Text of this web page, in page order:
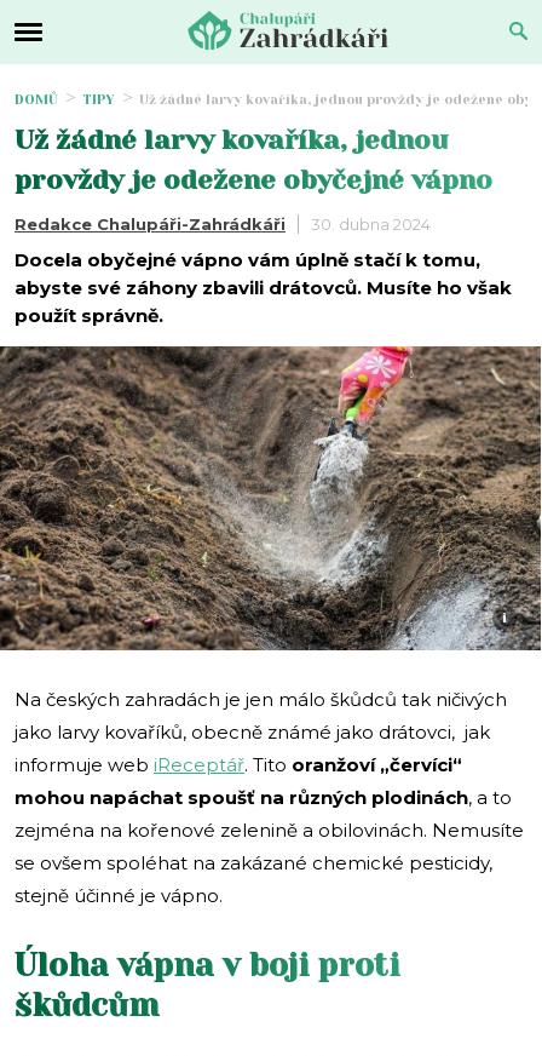
DOMŮ TIPY Už žádné larvy kovaříka, jednou provždy je odežene
Už žádné larvy kovaříka, jednou
provždy je odežene obyčejné vápno
Redakce Chalupáři-Zahrádkáři 30. dubna 2024
Docela obyčejné vápno vám úplně stačí k tomu,
abyste své záhony zbavili drátovců. Musíte ho však
použít správně.
i
Na českých zahradách je jen málo škůdců tak ničivých
jako larvy kovaříků, obecně známé jako drátovci, jak
informuje web iReceptář. Tito oranžoví „červíci“
mohou napáchat spoušť na různých plodinách, a to
zejména na kořenové zelenině a obilovinách. Nemusíte
se ovšem spoléhat na zakázané chemické pesticidy,
stejně účinné je vápno.
Úloha vápna v boji proti
škůdcům